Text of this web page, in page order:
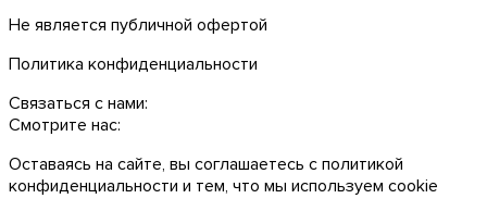
Не является публичной офертой
Политика конфиденциальности
Связаться с нами:
Смотрите нас:
Оставаясь на сайте, вы соглашаетесь с политикой
конфиденциальности и тем, что мы используем сookie